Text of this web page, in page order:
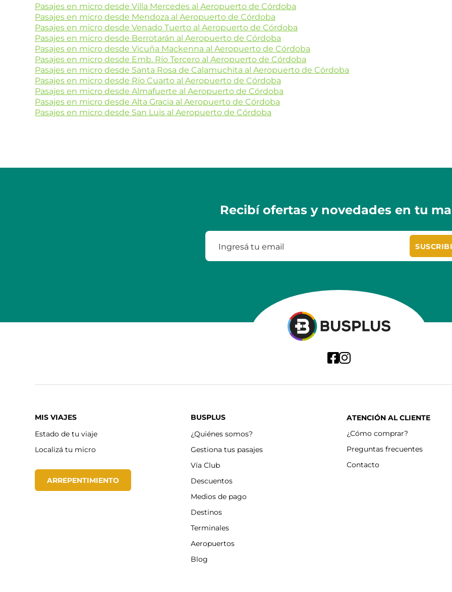
Pasajes en micro desde Villa Mercedes al Aeropuerto de Córdoba
Pasajes en micro desde Mendoza al Aeropuerto de Córdoba
Pasajes en micro desde Venado Tuerto al Aeropuerto de Córdoba
Pasajes en micro desde Berrotarán al Aeropuerto de Córdoba
Pasajes en micro desde Vicuña Mackenna al Aeropuerto de Córdoba
Pasajes en micro desde Emb. Río Tercero al Aeropuerto de Córdoba
Pasajes en micro desde Santa Rosa de Calamuchita al Aeropuerto de Córdoba
Pasajes en micro desde Río Cuarto al Aeropuerto de Córdoba
Pasajes en micro desde Almafuerte al Aeropuerto de Córdoba
Pasajes en micro desde Alta Gracia al Aeropuerto de Córdoba
Pasajes en micro desde San Luis al Aeropuerto de Córdoba
Recibí ofertas y novedades en tu
MIS VIAJES
Estado de tu viaje
Localizá tu micro
ARREPENTIMIENTO
BUSPLUS
¿Quiénes somos?
Gestiona tus pasajes
Vía Club
Descuentos
Medios de pago
Destinos
Terminales
Aeropuertos
Blog
ATENCIÓN AL CLIENTE
¿Cómo comprar?
Preguntas frecuentes
Contacto